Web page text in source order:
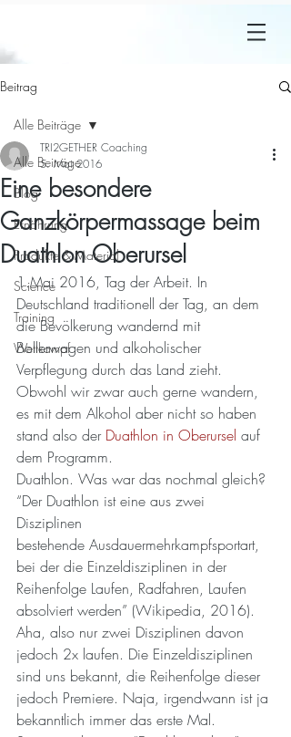
Beitrag
Alle Beiträge
Blog
Ernährung
Produkte & Material
Science
Training
Wettkampf
Alle Beiträge
Eine besondere
Ganzkörpermassage beim
Duathlon Oberursel
TRI2GETHER Coaching
5. Mai 2016
1.Mai 2016, Tag der Arbeit. In
Deutschland traditionell der Tag, an dem
die Bevölkerung wandernd mit
Bollerwagen und alkoholischer
Verpflegung durch das Land zieht.
Obwohl wir zwar auch gerne wandern,
es mit dem Alkohol aber nicht so haben
stand also der Duathlon in Oberursel auf
dem Programm.
Duathlon. Was war das nochmal gleich?
“Der Duathlon ist eine aus zwei
Disziplinen
bestehende Ausdauermehrkampfsportart,
bei der die Einzeldisziplinen in der
Reihenfolge Laufen, Radfahren, Laufen
absolviert werden” (Wikipedia, 2016).
Aha, also nur zwei Disziplinen davon
jedoch 2x laufen. Die Einzeldisziplinen
sind uns bekannt, die Reihenfolge dieser
jedoch Premiere. Naja, irgendwann ist ja
bekanntlich immer das erste Mal.